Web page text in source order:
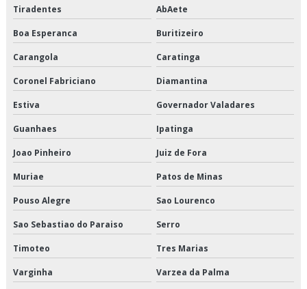
Empresa de transporte de climatizados
Empresa de transporte de congelados
Empresa de transporte de mercadorias
Empresa de transporte de refrigerados
Empresa de transporte dedicado
Empresa de transporte dedicado de alimentos
Empresa de transporte e logística
Empresa de transporte interestadual
Empresa de transporte nordeste
Tiradentes AbAete
Boa Esperanca Buritizeiro
Carangola Caratinga
Coronel Fabriciano Diamantina
Estiva Governador Valadares
Guanhaes Ipatinga
Joao Pinheiro Juiz de Fora
Muriae Patos de Minas
Pouso Alegre Sao Lourenco
Sao Sebastiao do Paraiso Serro
Timoteo Tres Marias
Varginha Varzea da Palma